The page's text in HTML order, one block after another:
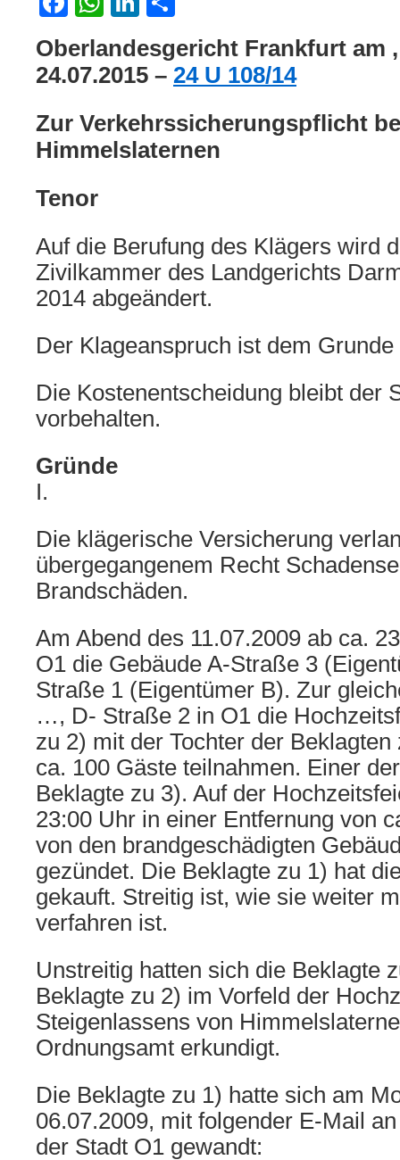
Oberlandesgericht Frankfurt am
24.07.2015 – 24 U 108/14
Zur Verkehrssicherungspflicht
Himmelslaternen
Tenor
Auf die Berufung des Klägers wird
Zivilkammer des Landgerichts
2014 abgeändert.
Der Klageanspruch ist dem
Die Kostenentscheidung bleibt der
vorbehalten.
Gründe
I.
Die klägerische Versicherung
übergegangenem Recht
Brandschäden.
Am Abend des 11.07.2009 ab ca.
O1 die Gebäude A-Straße 3
Straße 1 (Eigentümer B). Zur
…, D- Straße 2 in O1 die
zu 2) mit der Tochter der
ca. 100 Gäste teilnahmen. Einer
Beklagte zu 3). Auf der
23:00 Uhr in einer Entfernung von
von den brandgeschädigten
gezündet. Die Beklagte zu 1) hat
gekauft. Streitig ist, wie sie weiter
verfahren ist.
Unstreitig hatten sich die Beklagte
Beklagte zu 2) im Vorfeld der
Steigenlassens von
Ordnungsamt erkundigt.
Die Beklagte zu 1) hatte sich am
06.07.2009, mit folgender E-Mail
der Stadt O1 gewandt: